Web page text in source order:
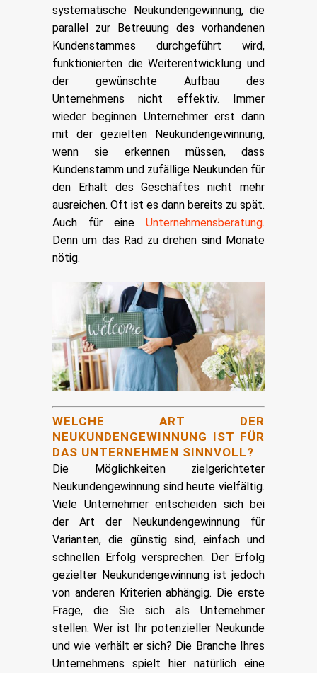
systematische Neukundengewinnung, die
parallel zur Betreuung des vorhandenen
Kundenstammes durchgeführt wird,
funktionierten die Weiterentwicklung und
der gewünschte Aufbau des
Unternehmens nicht effektiv. Immer
wieder beginnen Unternehmer erst dann
mit der gezielten Neukundengewinnung,
wenn sie erkennen müssen, dass
Kundenstamm und zufällige Neukunden für
den Erhalt des Geschäftes nicht mehr
ausreichen. Oft ist es dann bereits zu spät.
Auch für eine Unternehmensberatung.
Denn um das Rad zu drehen sind Monate
nötig.
WELCHE ART DER
NEUKUNDENGEWINNUNG IST FÜR
DAS UNTERNEHMEN SINNVOLL?
Die Möglichkeiten zielgerichteter
Neukundengewinnung sind heute vielfältig.
Viele Unternehmer entscheiden sich bei
der Art der Neukundengewinnung für
Varianten, die günstig sind, einfach und
schnellen Erfolg versprechen. Der Erfolg
gezielter Neukundengewinnung ist jedoch
von anderen Kriterien abhängig. Die erste
Frage, die Sie sich als Unternehmer
stellen: Wer ist Ihr potenzieller Neukunde
und wie verhält er sich? Die Branche Ihres
Unternehmens spielt hier natürlich eine